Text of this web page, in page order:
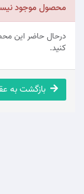
محصول موجود
درحال حاضر این
کنید.
بازگشت به